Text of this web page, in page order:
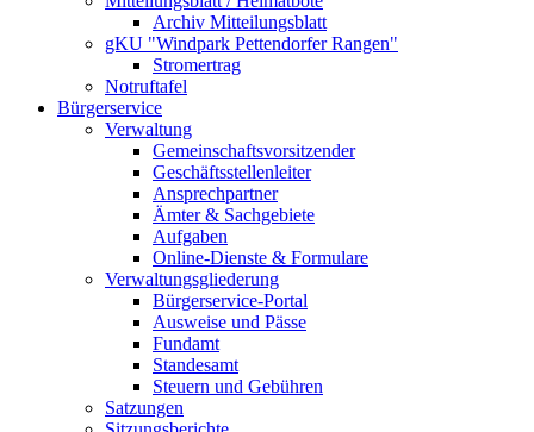
Archiv Mitteilungsblatt
gKU "Windpark Pettendorfer Rangen"
Stromertrag
Notruftafel
Bürgerservice
Verwaltung
Gemeinschaftsvorsitzender
Geschäftsstellenleiter
Ansprechpartner
Ämter & Sachgebiete
Aufgaben
Online-Dienste & Formulare
Verwaltungsgliederung
Bürgerservice-Portal
Ausweise und Pässe
Fundamt
Standesamt
Steuern und Gebühren
Satzungen